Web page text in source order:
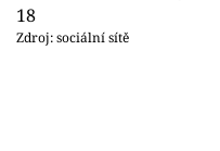
18
Zdroj: sociální sítě